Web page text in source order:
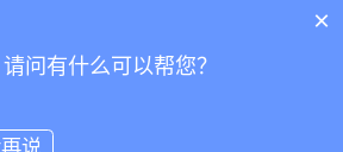
业园
×
问有什么可以帮您？
说